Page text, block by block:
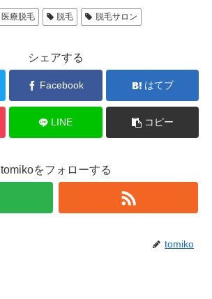
医療脱毛 脱毛 脱毛サロン
シェアする
Facebook はてブ
LINE コピー
tomikoをフォローする
tomiko